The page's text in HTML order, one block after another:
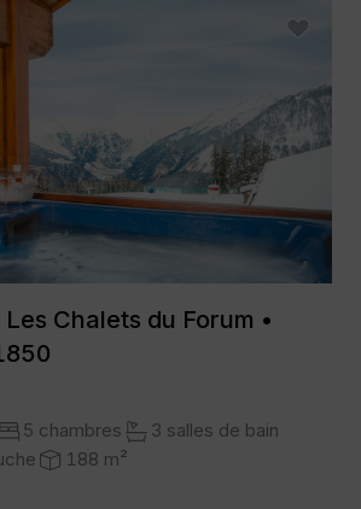
Chalets du Forum •
5 chambres
3 salles de bain
188 m²